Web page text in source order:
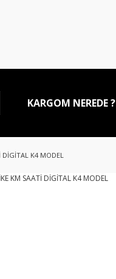
KARGOM NEREDE ?
DİGİTAL K4 MODEL